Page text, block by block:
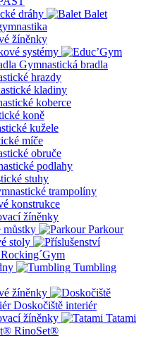
dráhy
Balet
žíněnky
systémy
Gymnastická bradla
hrazdy
kladiny
koberce
koně
kužele
míče
obruče
podlahy
stuhy
trampolíny
konstrukce
žíněnky
můstky
Parkour
stoly
Rocking´Gym
Tumbling
žíněnky
Doskočiště interiér
žíněnky
Tatami
RinoSet®